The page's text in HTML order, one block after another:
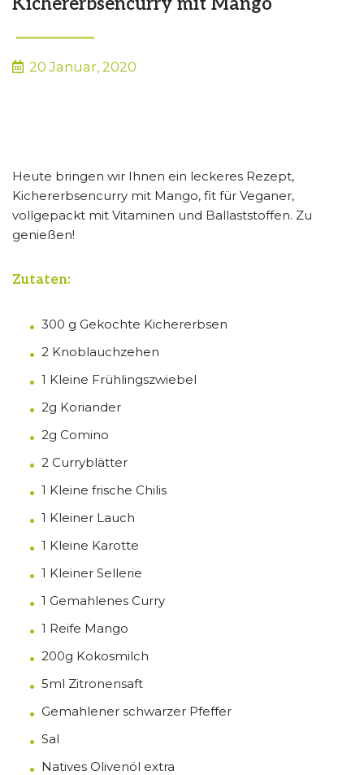
20 Januar, 2020
Heute bringen wir Ihnen ein leckeres Rezept,
Kichererbsencurry mit Mango, fit für Veganer,
vollgepackt mit Vitaminen und Ballaststoffen. Zu
genießen!
Zutaten:
300 g Gekochte Kichererbsen
2 Knoblauchzehen
1 Kleine Frühlingszwiebel
2g Koriander
2g Comino
2 Curryblätter
1 Kleine frische Chilis
1 Kleiner Lauch
1 Kleine Karotte
1 Kleiner Sellerie
1 Gemahlenes Curry
1 Reife Mango
200g Kokosmilch
5ml Zitronensaft
Gemahlener schwarzer Pfeffer
Sal
Natives Olivenöl extra